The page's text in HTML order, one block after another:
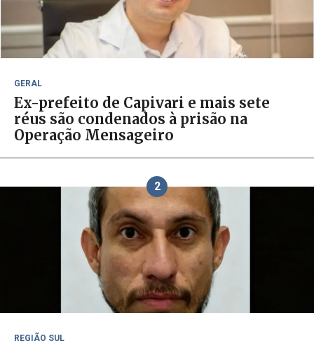
GERAL
Ex-prefeito de Capivari e mais sete
réus são condenados à prisão na
Operação Mensageiro
2
REGIÃO SUL